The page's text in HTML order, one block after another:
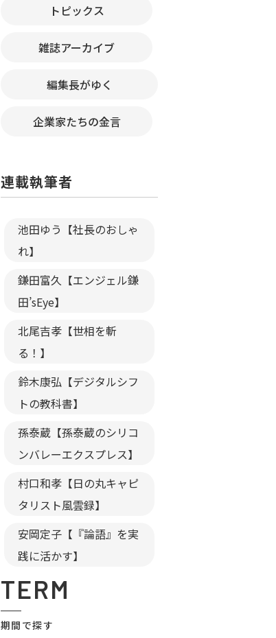
トピックス
雑誌アーカイブ
編集長がゆく
企業家たちの金言
連載執筆者
池田ゆう【社長のおしゃ
れ】
鎌田富久【エンジェル鎌
田’sEye】
北尾吉孝【世相を斬
る！】
鈴木康弘【デジタルシフ
トの教科書】
孫泰蔵【孫泰蔵のシリコ
ンバレーエクスプレス】
村口和孝【日の丸キャピ
タリスト風雲録】
安岡定子【『論語』を実
践に活かす】
TERM
期間で探す